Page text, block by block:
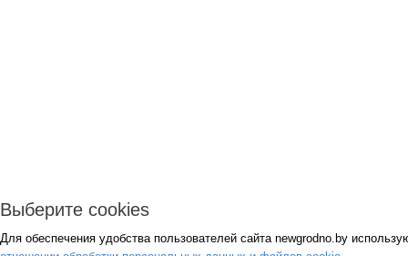
Выберите cookies
Для обеспечения удобства пользователей сайта newgrodno.by